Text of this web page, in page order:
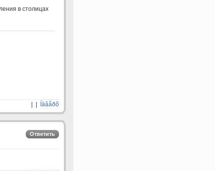
в столицах
Íàâåðõ
Ответить